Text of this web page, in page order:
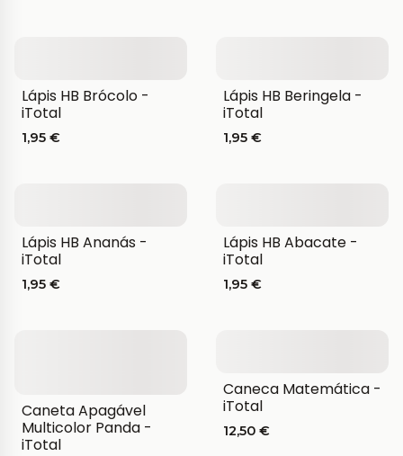
Lápis HB Brócolo -
iTotal
1,95 €
Lápis HB Beringela -
iTotal
1,95 €
Lápis HB Ananás -
iTotal
1,95 €
Lápis HB Abacate -
iTotal
1,95 €
Caneta Apagável
Multicolor Panda -
iTotal
Caneca Matemática -
iTotal
12,50 €